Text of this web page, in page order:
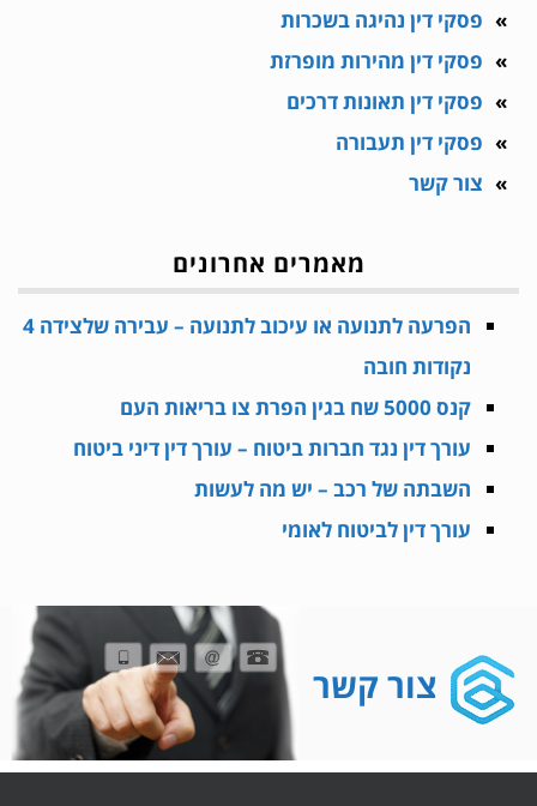
פסקי דין נהיגה בשכרות
פסקי דין מהירות מופרזת
פסקי דין תאונות דרכים
פסקי דין תעבורה
צור קשר
מאמרים אחרונים
הפרעה לתנועה או עיכוב לתנועה – עבירה שלצידה 4
נקודות חובה
קנס 5000 שח בגין הפרת צו בריאות העם
עורך דין נגד חברות ביטוח – עורך דין דיני ביטוח
השבתה של רכב – יש מה לעשות
עורך דין לביטוח לאומי
צור קשר